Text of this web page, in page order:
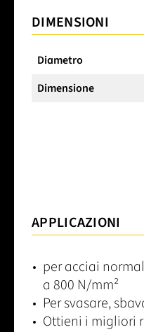
DIMENSIONI
Diametro
Dimensione
APPLICAZIONI
per acciai
a 800 N/mm²
Per svasare,
Ottieni i migliori